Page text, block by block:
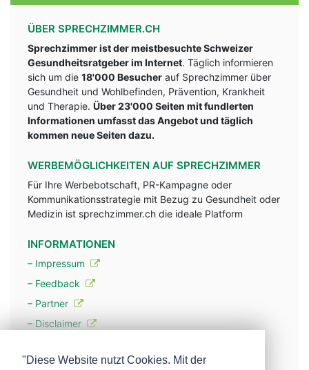
ÜBER SPRECHZIMMER.CH
Sprechzimmer ist der meistbesuchte Schweizer
Gesundheitsratgeber im Internet. Täglich informieren
sich um die 18'000 Besucher auf Sprechzimmer über
Gesundheit und Wohlbefinden, Prävention, Krankheit
und Therapie. Über 23'000 Seiten mit fundlerten
Informationen umfasst das Angebot und täglich
kommen neue Seiten dazu.
WERBEMÖGLICHKEITEN AUF SPRECHZIMMER
Für Ihre Werbebotschaft, PR-Kampagne oder
Kommunikationsstrategie mit Bezug zu Gesundheit oder
Medizin ist sprechzimmer.ch die ideale Platform
INFORMATIONEN
– Impressum
– Feedback
– Partner
– Disclaimer
"Diese Website nutzt Cookies. Mit der